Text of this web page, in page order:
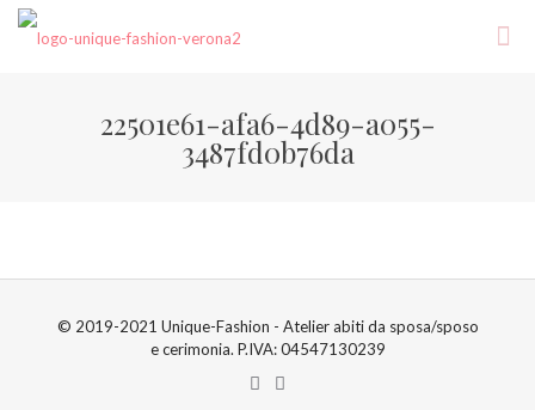
22501e61-afa6-4d89-a055-
3487fd0b76da
© 2019-2021 Unique-Fashion - Atelier abiti da sposa/sposo
e cerimonia. P.IVA: 04547130239